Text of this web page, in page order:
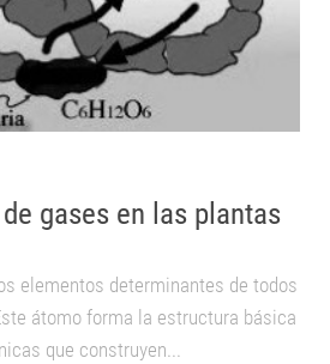
gases en las plantas
elementos determinantes de todos
átomo forma la estructura básica
que construyen...